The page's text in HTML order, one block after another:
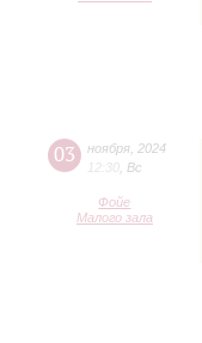
03 ноября 2024
12:30 Вс
Фойе
Малого зала